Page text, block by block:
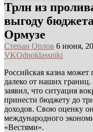
Трлн из
выгоду
Ормузе
Степан Орлов 6 июня,
VKOdnoklassniki
Российская казна
далеко от наших
заявил, что ситуация
принести бюджету до
доходов. Свою оценку
международного
«Вестями».